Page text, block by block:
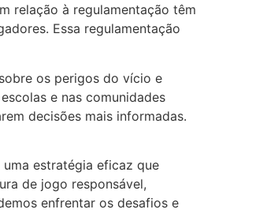
relação à regulamentação têm
Essa regulamentação
os perigos do vício e
e nas comunidades
decisões mais informadas.
estratégia eficaz que
de jogo responsável,
enfrentar os desafios e